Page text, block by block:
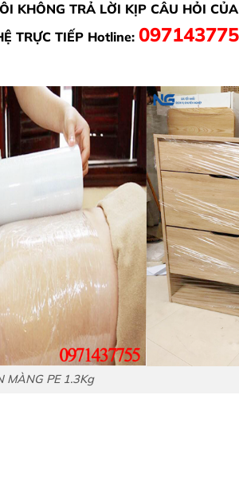
KHÔNG TRẢ LỜI KỊP CÂU HỎI
TRỰC TIẾP Hotline:
MÀNG PE 1.3Kg